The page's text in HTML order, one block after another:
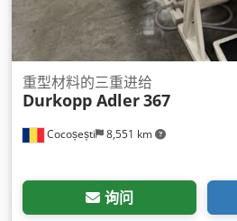
Cocoșești 8,551 km
重型材料的三重进给
Durkopp Adler367
询问